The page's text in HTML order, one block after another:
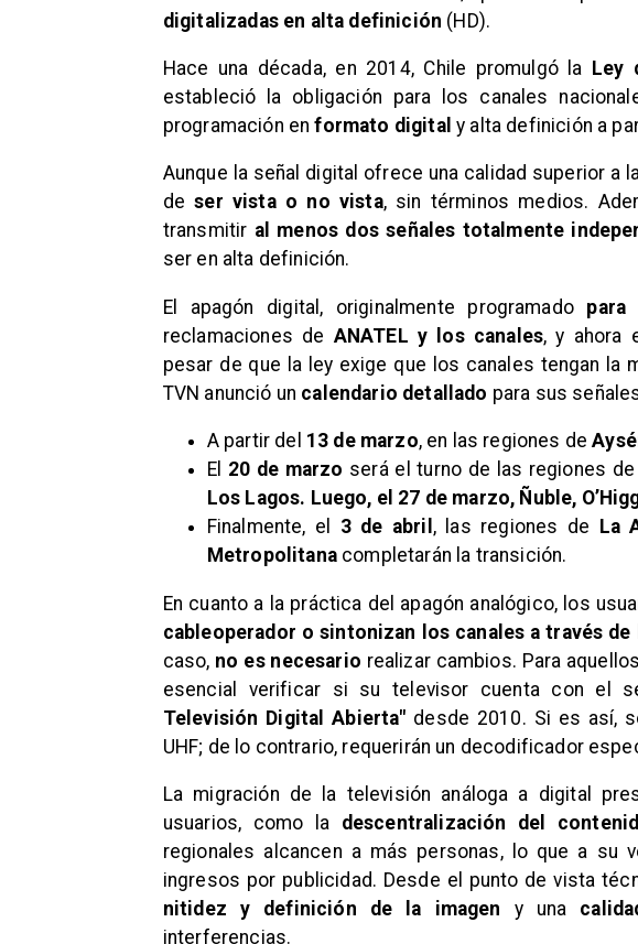
digitalizadas en alta definición (HD).
​Hace una década, en 2014, Chile promulgó la Ley
estableció la obligación para los canales
programación en formato digitaly alta definición a
​Aunque la señal digital ofrece una calidad superior a
deser vista o no vista, sin términos medios.
transmitir al menos dos señales totalmente
ser en alta definición.
​El apagón digital, originalmente programado para
reclamaciones de ANATEL y los canales, y ahora
pesar de que la ley exige que los canales tengan la
TVN anunció un calendario detallado para sus
​A partir del 13 de marzo, en las regiones de
El 20 de marzo será el turno de las regiones de
Los Lagos. Luego, el 27 de marzo, Ñuble,
Finalmente, el
3 de abril , las regiones de
La
Metropolitanacompletarán la transición.
En cuanto a la práctica del apagón analógico, los
cableoperador o sintonizan los canales a través
caso, no es necesario realizar cambios. Para
esencial verificar si su televisor cuenta con el
Televisión Digital Abierta" desde 2010. Si es así,
UHF; de lo contrario, requerirán un decodificador
​La migración de la televisión análoga a digital
usuarios, como la descentralización del
regionales alcancen a más personas, lo que a su
ingresos por publicidad. Desde el punto de vista
nitidez y definición de la imagen y una
interferencias.